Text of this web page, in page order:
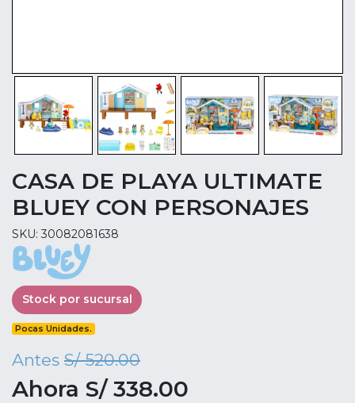
CASA DE PLAYA ULTIMATE
BLUEY CON PERSONAJES
SKU: 30082081638
Stock por sucursal
Pocas Unidades.
Antes S/ 520.00
Ahora S/ 338.00